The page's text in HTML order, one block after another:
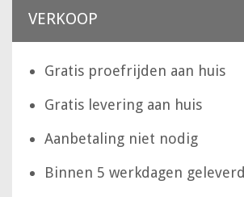
VERKOOP
Gratis proefrijden aan huis
Gratis levering aan huis
Aanbetaling niet nodig
Binnen 5 werkdagen geleverd